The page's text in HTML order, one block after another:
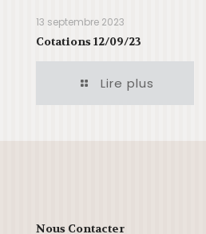
13 septembre 2023
Cotations 12/09/23
Lire plus
Nous Contacter